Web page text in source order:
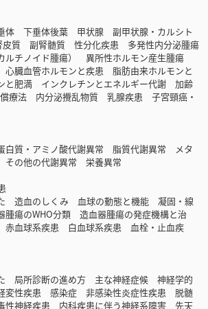
体 下垂体後葉 甲状腺 副甲状腺・カルシト
皮質 副腎髄質 性分化疾患 多発性内分泌腫瘍
ルチノイド腫瘍） 異所性ホルモン産生腫瘍
臓血管ホルモンと疾患 脂肪由来ホルモンと
と肥満 インクレチンとエネルギー代謝 加齢
償療法 内分泌攪乱物質 乳腺疾患 子宮頸癌・
質・アミノ酸代謝異常 脂質代謝異常 メタ
その他の代謝異常 栄養異常
造血のしくみ 血球の動態と機能 凝固・線
瘍のWHO分類 造血器腫瘍の発症機構と治
血球系疾患 白血球系疾患 血栓・止血疾
局所診断の進め方 主な神経症候 神経学的
性疾患 感染症 非感染性炎症性疾患 脱髄
神経疾患 内科疾患に伴う神経系障害 先天